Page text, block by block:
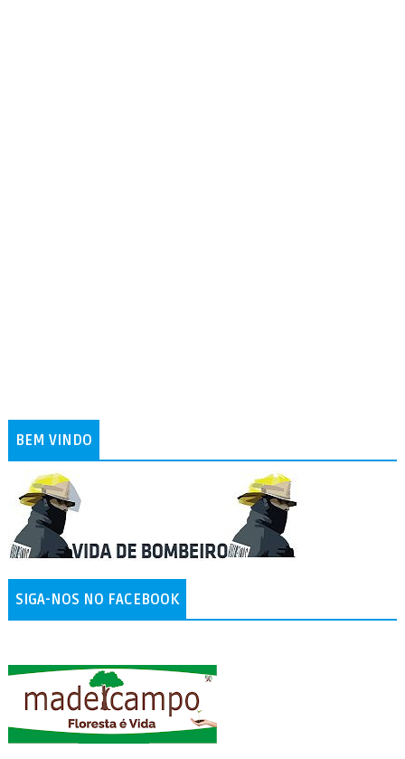
BEM VINDO
SIGA-NOS NO FACEBOOK